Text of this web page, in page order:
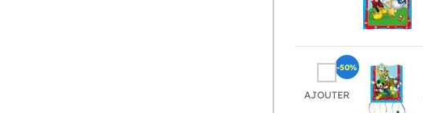
AJOUTER
-50%